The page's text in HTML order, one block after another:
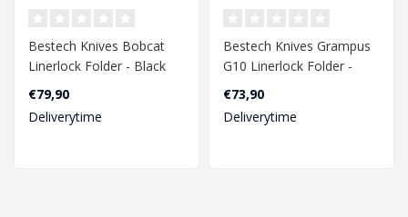
Bestech Knives Bobcat
Linerlock Folder - Black
€79,90
Deliverytime
Bestech Knives Grampus
G10 Linerlock Folder -
Black
€73,90
Deliverytime